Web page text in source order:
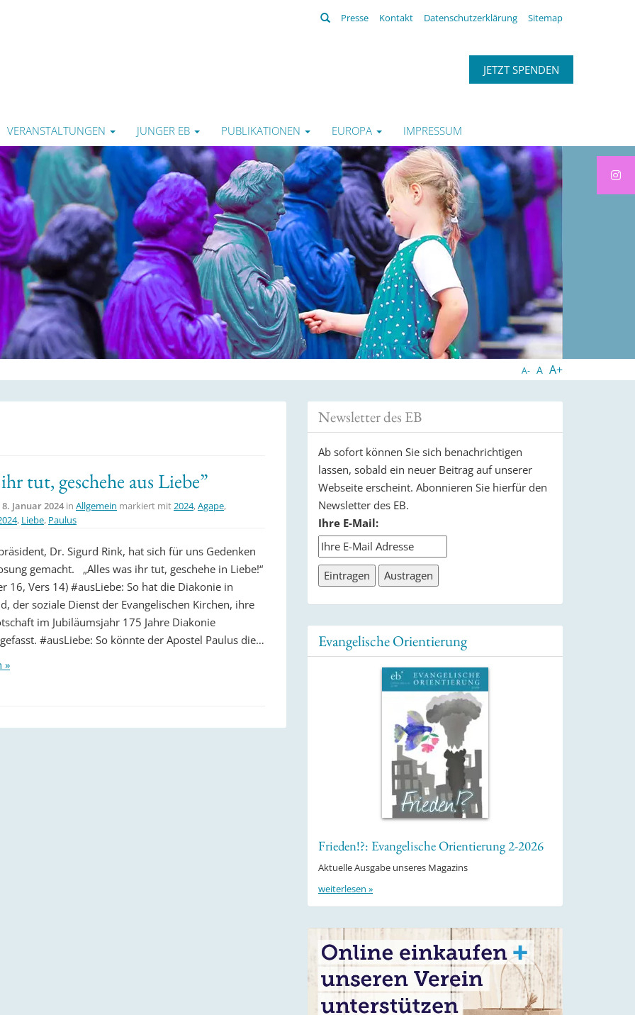
Suchen
Presse Kontakt Datenschutzerklärung Sitemap
JETZT SPENDEN
VERANSTALTUNGEN JUNGER EB PUBLIKATIONEN EUROPA IMPRESSUM
A- A A+
tut, geschehe aus Liebe”
8. Januar 2024 in Allgemein markiert mit2024,Agape,
, Liebe, Paulus
Dr. Sigurd Rink, hat sich für uns Gedenken
gemacht. „Alles was ihr tut, geschehe in Liebe!“
16, Vers 14) #ausLiebe: So hat die Diakonie in
der soziale Dienst der Evangelischen Kirchen, ihre
im Jubiläumsjahr 175 Jahre Diakonie
#ausLiebe: So könnte der Apostel Paulus die…
»
Newsletter des EB
Ab sofort können Sie sich benachrichtigen
lassen, sobald ein neuer Beitrag auf unserer
Webseite erscheint. Abonnieren Sie hierfür den
Newsletter des EB.
Ihre E-Mail:
Evangelische Orientierung
Frieden!?: Evangelische Orientierung 2-2026
Aktuelle Ausgabe unseres Magazins
weiterlesen »